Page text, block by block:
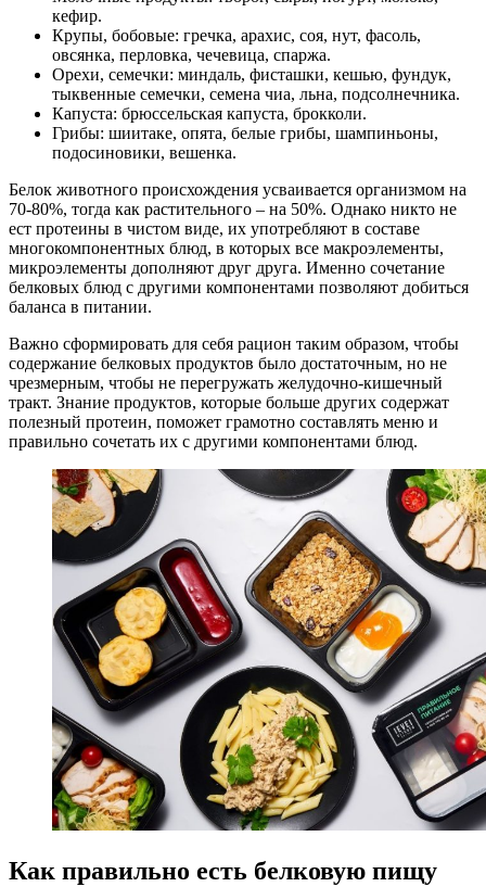
кефир.
Крупы, бобовые: гречка, арахис, соя, нут, фасоль,
овсянка, перловка, чечевица, спаржа.
Орехи, семечки: миндаль, фисташки, кешью, фундук,
тыквенные семечки, семена чиа, льна, подсолнечника.
Капуста: брюссельская капуста, брокколи.
Грибы: шиитаке, опята, белые грибы, шампиньоны,
подосиновики, вешенка.
Белок животного происхождения усваивается организмом на
70-80%, тогда как растительного – на 50%. Однако никто не
ест протеины в чистом виде, их употребляют в составе
многокомпонентных блюд, в которых все макроэлементы,
микроэлементы дополняют друг друга. Именно сочетание
белковых блюд с другими компонентами позволяют добиться
баланса в питании.
Важно сформировать для себя рацион таким образом, чтобы
содержание белковых продуктов было достаточным, но не
чрезмерным, чтобы не перегружать желудочно-кишечный
тракт. Знание продуктов, которые больше других содержат
полезный протеин, поможет грамотно составлять меню и
правильно сочетать их с другими компонентами блюд.
Как правильно есть белковую пищу